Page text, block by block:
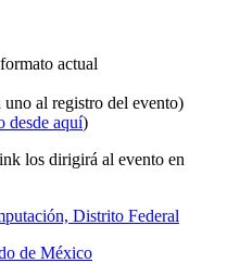
actual
al registro del evento)
desde aquí)
los dirigirá al evento en
Distrito Federal
de México